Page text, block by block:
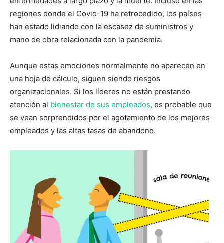
regiones donde el Covid-19 ha retrocedido, los países
han estado lidiando con la escasez de suministros y
mano de obra relacionada con la pandemia.
Aunque estas emociones normalmente no aparecen en
una hoja de cálculo, siguen siendo riesgos
organizacionales. Si los líderes no están prestando
atención al bienestar de sus empleados, es probable que
se vean sorprendidos por el agotamiento de los mejores
empleados y las altas tasas de abandono.